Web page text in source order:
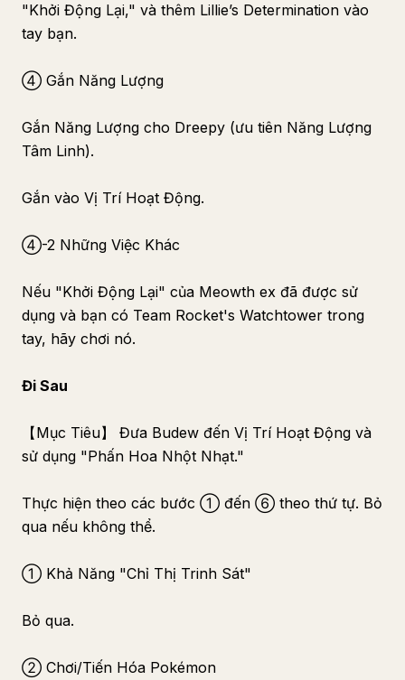
"Khởi Động Lại," và thêm Lillie’s Determination vào
tay bạn.
④ Gắn Năng Lượng
Gắn Năng Lượng cho Dreepy (ưu tiên Năng Lượng
Tâm Linh).
Gắn vào Vị Trí Hoạt Động.
④-2 Những Việc Khác
Nếu "Khởi Động Lại" của Meowth ex đã được sử
dụng và bạn có Team Rocket's Watchtower trong
tay, hãy chơi nó.
Đi Sau
【Mục Tiêu】 Đưa Budew đến Vị Trí Hoạt Động và
sử dụng "Phấn Hoa Nhột Nhạt."
Thực hiện theo các bước ① đến ⑥ theo thứ tự. Bỏ
qua nếu không thể.
① Khả Năng "Chỉ Thị Trinh Sát"
Bỏ qua.
② Chơi/Tiến Hóa Pokémon